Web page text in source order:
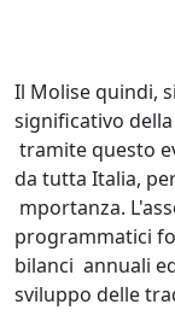
Il Molise quindi,
significativo
tramite questo
da tutta Italia,
mportanza.
programmatici
bilanci annuali
sviluppo delle